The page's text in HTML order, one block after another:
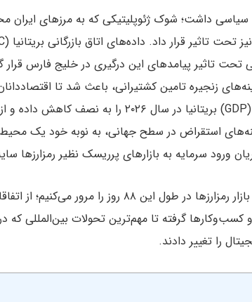
سیاسی داشت؛ شوک ژئوپلیتیکی که به مرزهای ایران
بریتانیایی تحت تاثیر پیامدهای این درگیری در خلیج فارس
زنجیره تامین کشتیرانی، باعث شد تا
استقراض در سطح جهانی، به نوبه خود یک محیط
ورود سرمایه به بازارهای پرریسک نظیر رمزارزها
در این گزارش از میهن بلاکچین، مهم‌ترین رویدادهای بازار رمزارزها در طول این ۸۸ روز را مرور
کسب‌وکارها گرفته تا مهم‌ترین تحولات بین‌المللی که
را تغییر دادند.